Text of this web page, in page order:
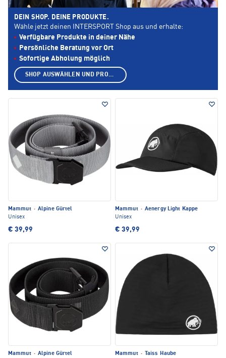
Mammut · Alpine Gürtel
Unisex
€ 39,99
Mammut · Aenergy Light Kappe
Unisex
€ 39,99
Mammut · Alpine Gürtel
Mammut ·
Taiss Haube
DEIN SHOP. DEINE PRODUKTE.
Wähle jetzt deinen INTERSPORT Shop aus und erhalte:
Verfügbare Produkte in deiner Nähe
Persönliche Beratung vor Ort
Sofortige Abholung möglich
SHOP AUSWÄHLEN UND PRODUKTE ANZEIGEN